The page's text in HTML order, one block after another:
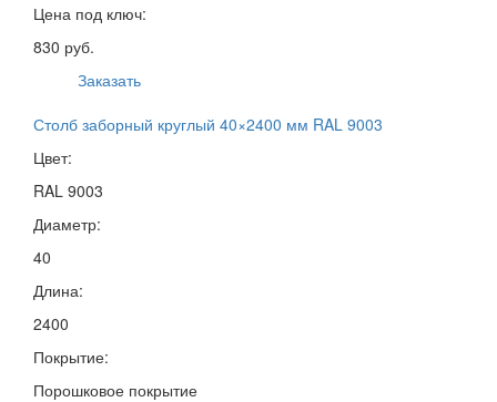
Цена под ключ:
830 руб.
Заказать
Столб заборный круглый 40×2400 мм RAL 9003
Цвет:
RAL 9003
Диаметр:
40
Длина:
2400
Покрытие:
Порошковое покрытие